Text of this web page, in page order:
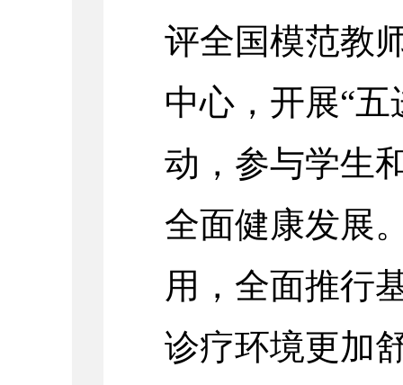
评全国模范教
中心，开展“
动，参与学生
全面健康发展
用，全面推行
诊疗环境更加